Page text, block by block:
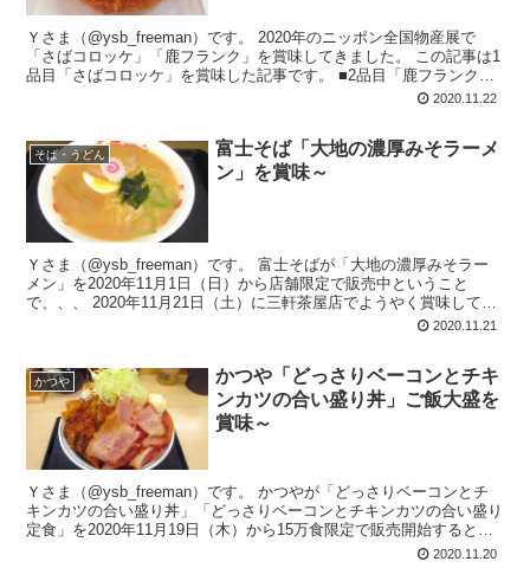
Ｙさま（@ysb_freeman）です。 2020年のニッポン全国物産展で
「さばコロッケ」「鹿フランク」を賞味してきました。 この記事は1
品目「さばコロッケ」を賞味した記事です。 ■2品目「鹿フランク」
2020.11.22
そば・うどん
富士そば「大地の濃厚みそラーメ
ン」を賞味～
Ｙさま（@ysb_freeman）です。 富士そばが「大地の濃厚みそラー
メン」を2020年11月1日（日）から店舗限定で販売中ということ
で、、、 2020年11月21日（土）に三軒茶屋店でようやく賞味してき
2020.11.21
かつや
かつや「どっさりベーコンとチキ
ンカツの合い盛り丼」ご飯大盛を
賞味～
Ｙさま（@ysb_freeman）です。 かつやが「どっさりベーコンとチ
キンカツの合い盛り丼」「どっさりベーコンとチキンカツの合い盛り
定食」を2020年11月19日（木）から15万食限定で販売開始するとい
2020.11.20